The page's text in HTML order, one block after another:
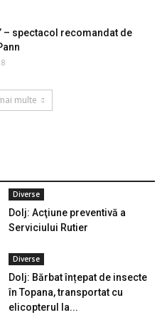
– spectacol recomandat de
multe
Diverse
Dolj: Acţiune preventivă a
Serviciului Rutier
Diverse
Dolj: Bărbat înțepat de insecte
în Topana, transportat cu
elicopterul la...